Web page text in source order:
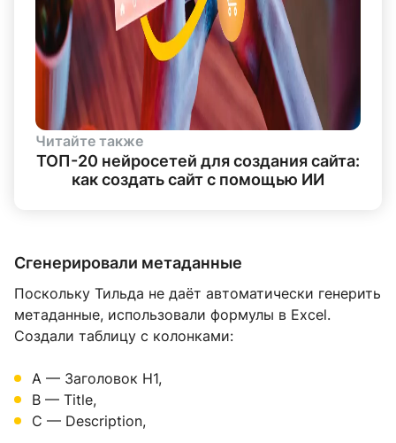
Читайте также
ТОП-20 нейросетей для создания сайта:
как создать сайт с помощью ИИ
Сгенерировали метаданные
Поскольку Тильда не даёт автоматически генерить
метаданные, использовали формулы в Excel.
Создали таблицу с колонками:
А — Заголовок H1,
B — Title,
C — Description,